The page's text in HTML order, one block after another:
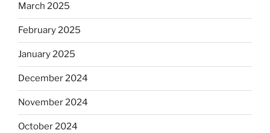
March 2025
February 2025
January 2025
December 2024
November 2024
October 2024